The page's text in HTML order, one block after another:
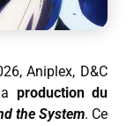
Aniplex, D&C
production du
the System. Ce